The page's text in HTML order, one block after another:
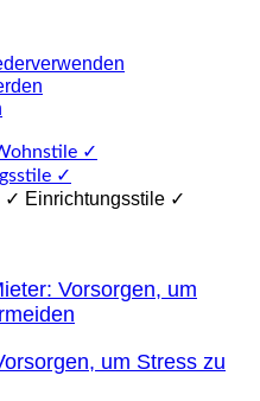
Einrichtungsstile ✓
um Stress zu